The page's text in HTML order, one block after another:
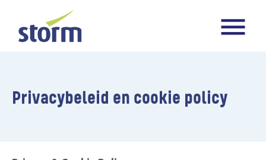
Privacybeleid en cookie policy